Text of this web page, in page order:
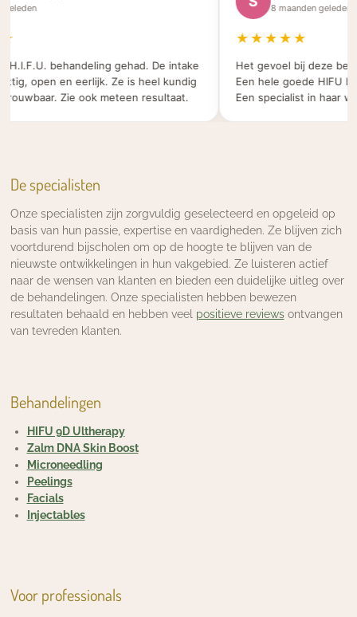
behandeling gehad. De intake
open en eerlijk. Ze is heel kundig
Zie ook meteen resultaat.
8 maanden geleden
★★★★★
Het gevoel bij deze
Een hele goede HIFU
Een specialist in haar
De specialisten
Onze specialisten zijn zorgvuldig geselecteerd en opgeleid op
basis van hun passie, expertise en vaardigheden. Ze blijven zich
voortdurend bijscholen om op de hoogte te blijven van de
nieuwste ontwikkelingen in hun vakgebied. Ze luisteren actief
naar de wensen van klanten en bieden een duidelijke uitleg over
de behandelingen. Onze specialisten hebben bewezen
resultaten behaald en hebben veel positieve reviews ontvangen
van tevreden klanten.
Behandelingen
HIFU 9D Ultherapy
Zalm DNA Skin Boost
Microneedling
Peelings
Facials
Injectables
Voor professionals